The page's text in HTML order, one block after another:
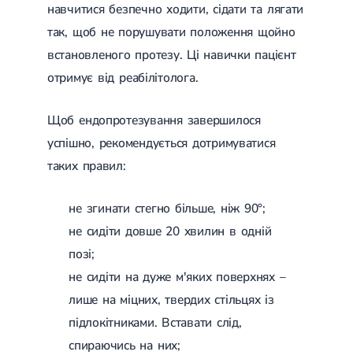
навчитися безпечно ходити, сідати та лягати
так, щоб не порушувати положення щойно
встановленого протезу. Ці навички пацієнт
отримує від реабілітолога.
Щоб ендопротезування завершилося
успішно, рекомендується дотримуватися
таких правил:
не згинати стегно більше, ніж 90°;
не сидіти довше 20 хвилин в одній
позі;
не сидіти на дуже м'яких поверхнях –
лише на міцних, твердих стільцях із
підлокітниками. Вставати слід,
спираючись на них;